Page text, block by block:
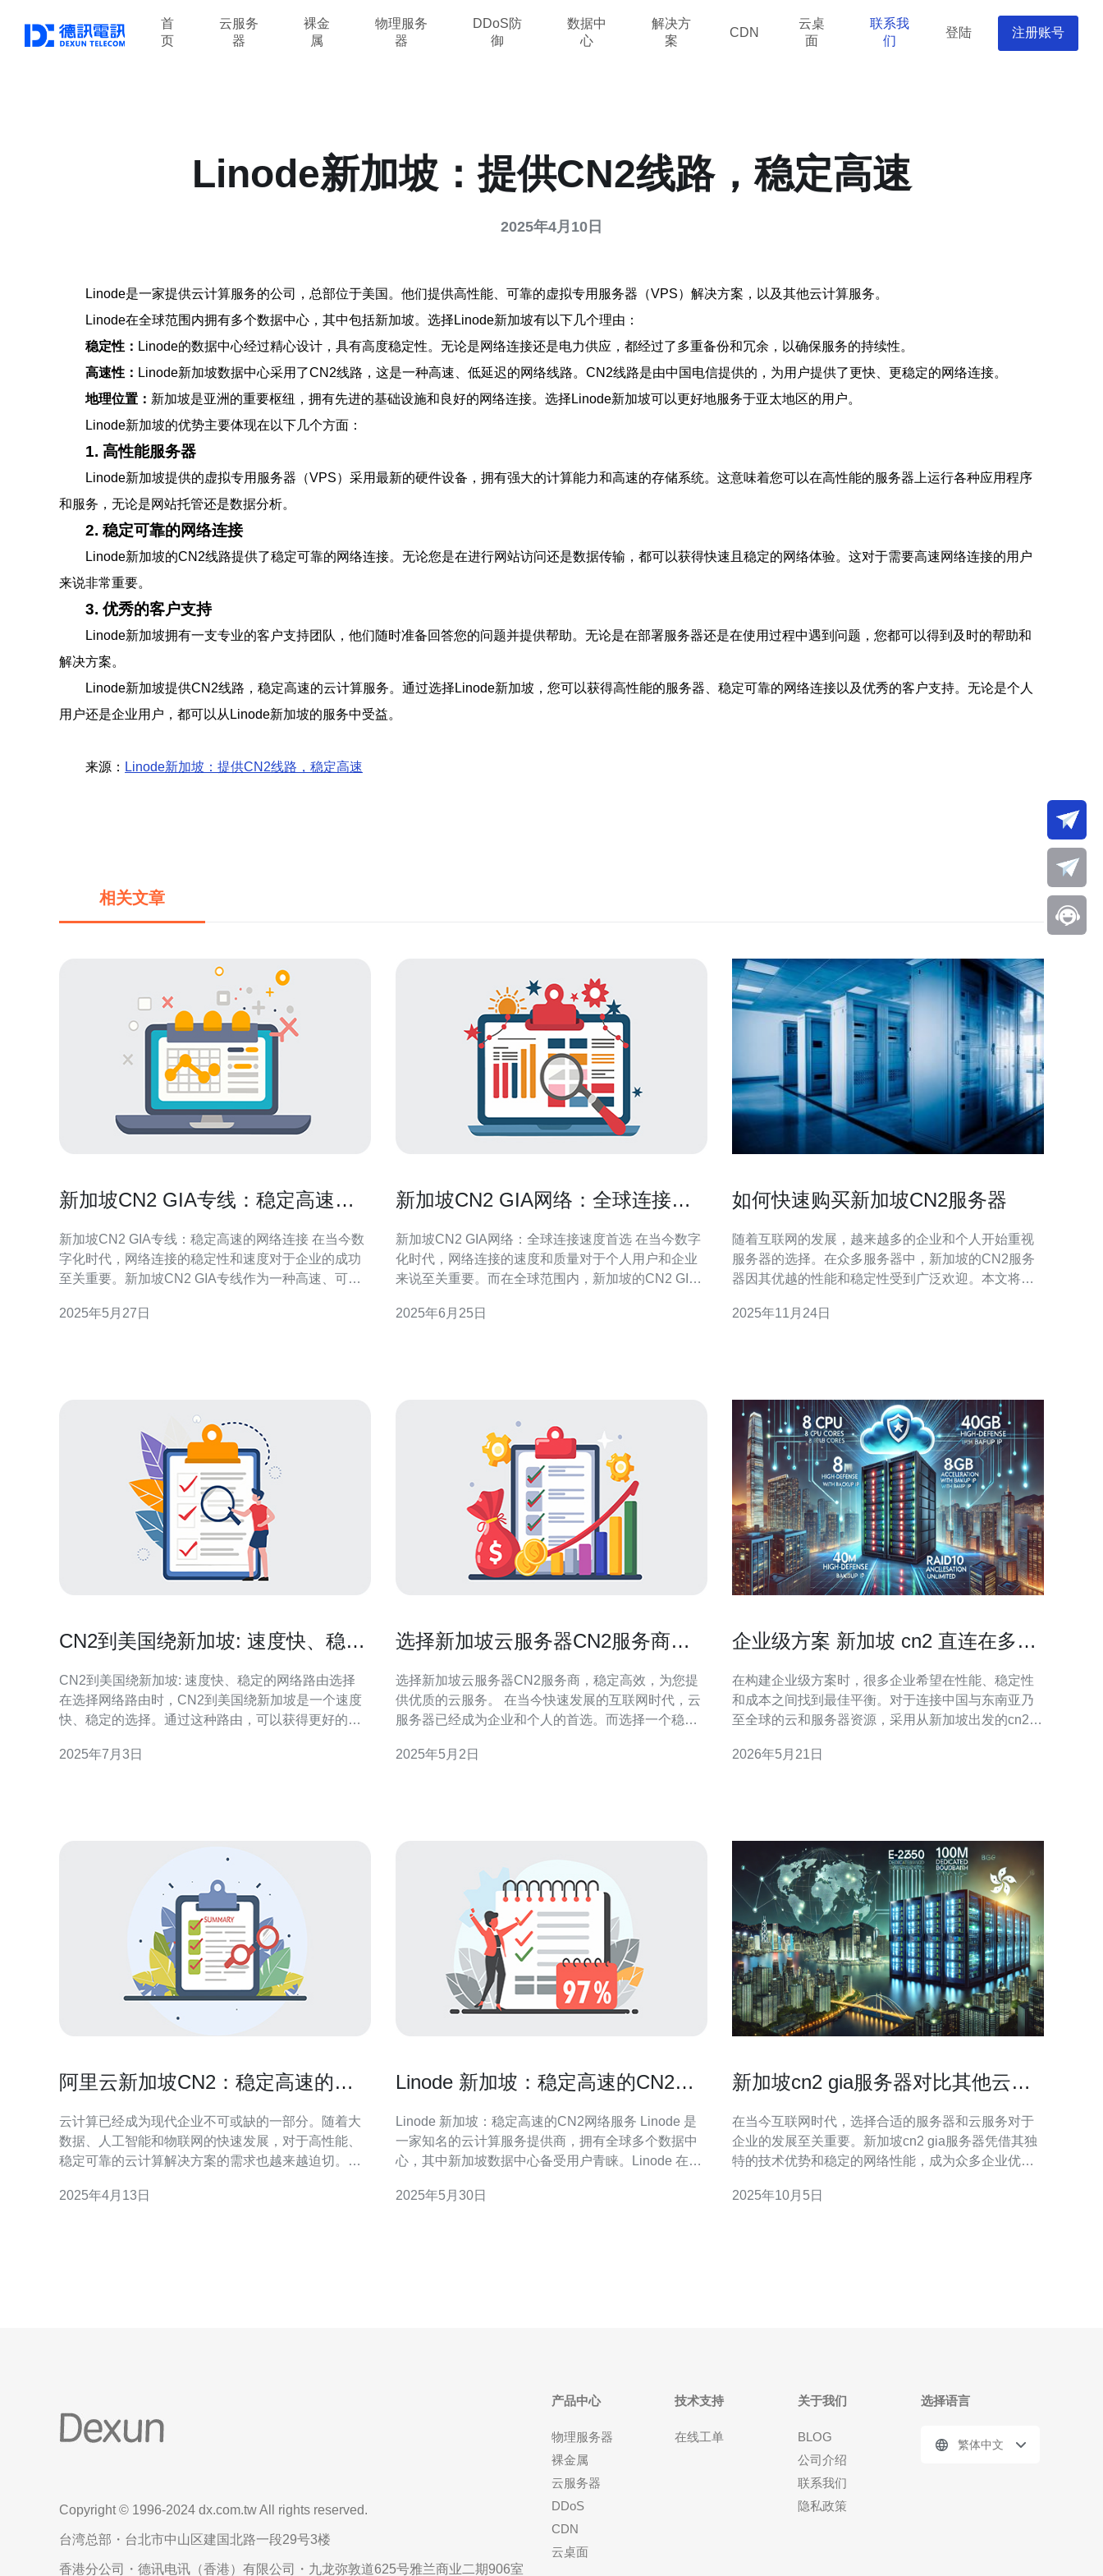
首
页
云服务
器
裸金
属
物理服务
器
DDoS防
御
数据中
心
解决方
案
CDN
云桌
面
联系我
们
登陆 注册账号
Linode新加坡：提供CN2线路，稳定高速
2025年4月10日
Linode是一家提供云计算服务的公司，总部位于美国。他们提供高性能、可靠的虚拟专用服务器（VPS）解决方案，以及其他云计算服务。
Linode在全球范围内拥有多个数据中心，其中包括新加坡。选择Linode新加坡有以下几个理由：
稳定性： Linode的数据中心经过精心设计，具有高度稳定性。无论是网络连接还是电力供应，都经过了多重备份和冗余，以确保服务的持续性。
高速性： Linode新加坡数据中心采用了CN2线路，这是一种高速、低延迟的网络线路。CN2线路是由中国电信提供的，为用户提供了更快、更稳定的网络连接。
地理位置： 新加坡是亚洲的重要枢纽，拥有先进的基础设施和良好的网络连接。选择Linode新加坡可以更好地服务于亚太地区的用户。
Linode新加坡的优势主要体现在以下几个方面：
1. 高性能服务器
Linode新加坡提供的虚拟专用服务器（VPS）采用最新的硬件设备，拥有强大的计算能力和高速的存储系统。这意味着您可以在高性能的服务器上运行各种应用程序
和服务，无论是网站托管还是数据分析。
2. 稳定可靠的网络连接
Linode新加坡的CN2线路提供了稳定可靠的网络连接。无论您是在进行网站访问还是数据传输，都可以获得快速且稳定的网络体验。这对于需要高速网络连接的用户
来说非常重要。
3. 优秀的客户支持
Linode新加坡拥有一支专业的客户支持团队，他们随时准备回答您的问题并提供帮助。无论是在部署服务器还是在使用过程中遇到问题，您都可以得到及时的帮助和
解决方案。
Linode新加坡提供CN2线路，稳定高速的云计算服务。通过选择Linode新加坡，您可以获得高性能的服务器、稳定可靠的网络连接以及优秀的客户支持。无论是个人
用户还是企业用户，都可以从Linode新加坡的服务中受益。
来源： Linode新加坡：提供CN2线路，稳定高速
相关文章
新加坡CN2 GIA专线：稳定高速的
新加坡CN2 GIA专线：稳定高速的网络连接 在当今数
字化时代，网络连接的稳定性和速度对于企业的成功
至关重要。新加坡CN2 GIA专线作为一种高速、可靠
环境。 新加坡CN2 GIA专线是一种专门为企业定制的
2025年5月27日
新加坡CN2 GIA网络：全球连接速
新加坡CN2 GIA网络：全球连接速度首选 在当今数字
化时代，网络连接的速度和质量对于个人用户和企业
来说至关重要。而在全球范围内，新加坡的CN2 GIA
CN2 GIA网络的优势以及为什么它是全球连接速度的
2025年6月25日
如何快速购买新加坡CN2服务器
随着互联网的发展，越来越多的企业和个人开始重视
服务器的选择。在众多服务器中，新加坡的CN2服务
器因其优越的性能和稳定性受到广泛欢迎。本文将帮
一些实用的建议和案例分析。 CN2服务器是指中国电
2025年11月24日
CN2到美国绕新加坡: 速度快、稳定
CN2到美国绕新加坡: 速度快、稳定的网络路由选择
在选择网络路由时，CN2到美国绕新加坡是一个速度
快、稳定的选择。通过这种路由，可以获得更好的网
信提供的一种高速网络服务，具有更低的延迟和更高
2025年7月3日
选择新加坡云服务器CN2服务商，
务。
选择新加坡云服务器CN2服务商，稳定高效，为您提
供优质的云服务。 在当今快速发展的互联网时代，云
服务器已经成为企业和个人的首选。而选择一个稳定
利运行至关重要。新加坡云服务器CN2服务商以其卓
2025年5月2日
企业级方案 新加坡 cn2 直连在多云
在构建企业级方案时，很多企业希望在性能、稳定性
和成本之间找到最佳平衡。对于连接中国与东南亚乃
至全球的云和服务器资源，采用从新加坡出发的cn2
验；在带宽与SLA设计上提供“最佳”的可控性；而通过
2026年5月21日
阿里云新加坡CN2：稳定高速的云
云计算已经成为现代企业不可或缺的一部分。随着大
数据、人工智能和物联网的快速发展，对于高性能、
稳定可靠的云计算解决方案的需求也越来越迫切。阿
供了一种稳定高速的云计算解决方案。 阿里云新加坡
2025年4月13日
Linode 新加坡：稳定高速的CN2网
Linode 新加坡：稳定高速的CN2网络服务 Linode 是
一家知名的云计算服务提供商，拥有全球多个数据中
心，其中新加坡数据中心备受用户青睐。Linode 在新
的云计算体验。 Linode 在新加坡数据中心采用了优质
2025年5月30日
新加坡cn2 gia服务器对比其他云服
在当今互联网时代，选择合适的服务器和云服务对于
企业的发展至关重要。新加坡cn2 gia服务器凭借其独
特的技术优势和稳定的网络性能，成为众多企业优先
其他云服务的对比，帮助您更好地了解其优势，并为
2025年10月5日
Copyright © 1996-2024 dx.com.tw All rights reserved.
台湾总部・台北市中山区建国北路一段29号3楼
香港分公司・德讯电讯（香港）有限公司・九龙弥敦道625号雅兰商业二期906室
产品中心
物理服务器
裸金属
云服务器
DDoS
CDN
云桌面
技术支持
在线工单
关于我们
BLOG
公司介绍
联系我们
隐私政策
选择语言
繁体中文